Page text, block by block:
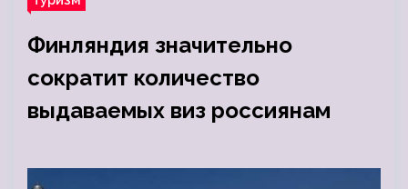
Финляндия значительно
сократит количество
выдаваемых виз россиянам